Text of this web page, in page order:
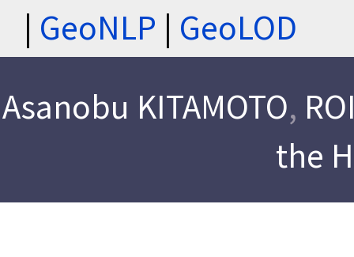
| GeoNLP | GeoLOD
Asanobu KITAMOTO,
the